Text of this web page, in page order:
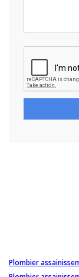
Plombier